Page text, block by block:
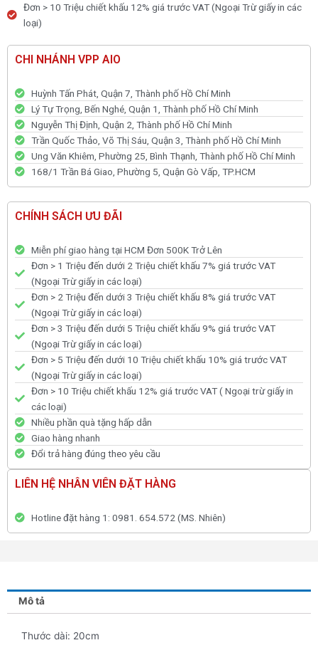
Đơn > 10 Triệu chiết khấu 12% giá trước VAT (Ngoại Trừ giấy in các
loại)
CHI NHÁNH VPP AIO
Huỳnh Tấn Phát, Quận 7, Thành phố Hồ Chí Minh
Lý Tự Trọng, Bến Nghé, Quận 1, Thành phố Hồ Chí Minh
Nguyễn Thị Định, Quận 2, Thành phố Hồ Chí Minh
Trần Quốc Thảo, Võ Thị Sáu, Quận 3, Thành phố Hồ Chí Minh
Ung Văn Khiêm, Phường 25, Bình Thạnh, Thành phố Hồ Chí Minh
168/1 Trần Bá Giao, Phường 5, Quận Gò Vấp, TP.HCM
CHÍNH SÁCH ƯU ĐÃI
Miễn phí giao hàng tại HCM Đơn 500K Trở Lên
Đơn > 1 Triệu đến dưới 2 Triệu chiết khấu 7% giá trước VAT
(Ngoại Trừ giấy in các loại)
Đơn > 2 Triệu đến dưới 3 Triệu chiết khấu 8% giá trước VAT
(Ngoại Trừ giấy in các loại)
Đơn > 3 Triệu đến dưới 5 Triệu chiết khấu 9% giá trước VAT
(Ngoại Trừ giấy in các loại)
Đơn > 5 Triệu đến dưới 10 Triệu chiết khấu 10% giá trước VAT
(Ngoại Trừ giấy in các loại)
Đơn > 10 Triệu chiết khấu 12% giá trước VAT ( Ngoại trừ giấy in
các loại)
Nhiều phần quà tặng hấp dẫn
Giao hàng nhanh
Đổi trả hàng đúng theo yêu cầu
LIÊN HỆ NHÂN VIÊN ĐẶT HÀNG
Hotline đặt hàng 1: 0981. 654.572 (MS. Nhiên)
Mô tả
Thước dài: 20cm